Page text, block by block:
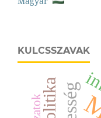
KULCSSZAVAK